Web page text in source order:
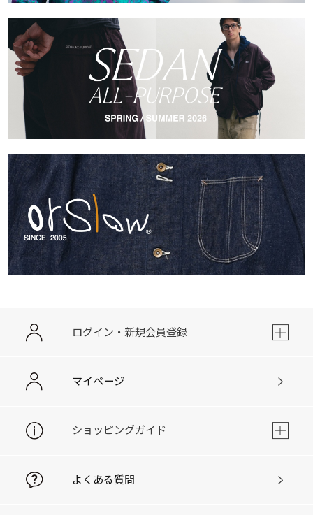
ログイン・新規会員登録
マイページ
ショッピングガイド
よくある質問